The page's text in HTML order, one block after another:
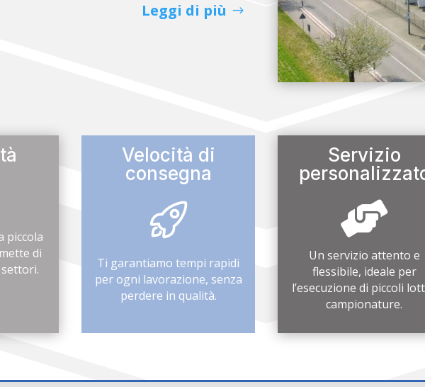
Leggi di più
piccola
di
Velocità di
consegna
Ti garantiamo tempi rapidi
per ogni lavorazione, senza
perdere in qualità.
Servizio

Un servizio attento e
flessibile, ideale per
l’esecuzione di piccoli
campionature.